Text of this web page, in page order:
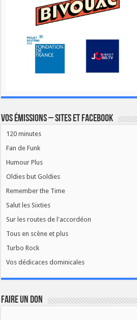
Vos émissions – Sites et Facebook
120 minutes
Fan de Funk
Humour Plus
Oldies but Goldies
Remember the Time
Salut les Sixties
Sur les routes de l'accordéon
Tous en scène et plus
Turbo Rock
Vos dédicaces dominicales
FAIRE UN DON